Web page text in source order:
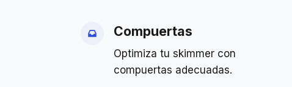
Compuertas
Optimiza tu skimmer con
compuertas adecuadas.